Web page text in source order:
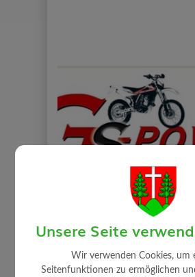
Unsere Seite
Wir verwenden Cookies, um
Seitenfunktionen zu ermöglichen